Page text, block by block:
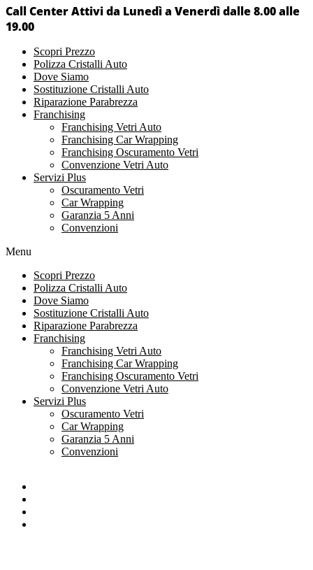
Call Center Attivi da Lunedì a Venerdì dalle 8.00 alle
19.00
Scopri Prezzo
Polizza Cristalli Auto
Dove Siamo
Sostituzione Cristalli Auto
Riparazione Parabrezza
Franchising
Franchising Vetri Auto
Franchising Car Wrapping
Franchising Oscuramento Vetri
Convenzione Vetri Auto
Servizi Plus
Oscuramento Vetri
Car Wrapping
Garanzia 5 Anni
Convenzioni
Menu
Scopri Prezzo
Polizza Cristalli Auto
Dove Siamo
Sostituzione Cristalli Auto
Riparazione Parabrezza
Franchising
Franchising Vetri Auto
Franchising Car Wrapping
Franchising Oscuramento Vetri
Convenzione Vetri Auto
Servizi Plus
Oscuramento Vetri
Car Wrapping
Garanzia 5 Anni
Convenzioni